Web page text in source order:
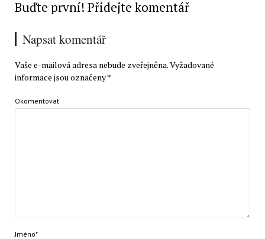
Buďte první! Přidejte komentář
Napsat komentář
Vaše e-mailová adresa nebude zveřejněna.Vyžadované
informace jsou označeny*
Okomentovat
Jméno*